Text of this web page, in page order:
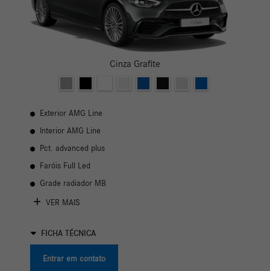
Cinza Grafite
Exterior AMG Line
Interior AMG Line
Pct. advanced plus
Faróis Full Led
Grade radiador MB
VER MAIS
FICHA TÉCNICA
Entrar em contato